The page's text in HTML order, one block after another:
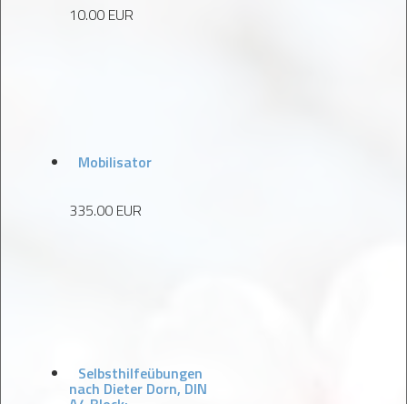
10.00 EUR
Mobilisator
335.00 EUR
Selbsthilfeübungen
nach Dieter Dorn, DIN